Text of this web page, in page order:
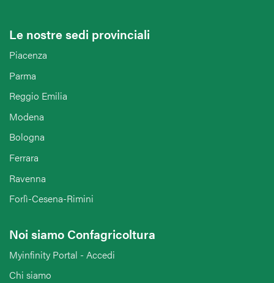
Le nostre sedi provinciali
Piacenza
Parma
Reggio Emilia
Modena
Bologna
Ferrara
Ravenna
Forlì-Cesena-Rimini
Noi siamo Confagricoltura
Myinfinity Portal - Accedi
Chi siamo